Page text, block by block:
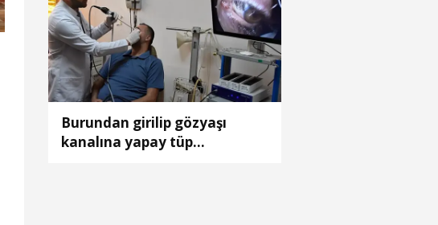
Burundan girilip gözyaşı
kanalına yapay tüp